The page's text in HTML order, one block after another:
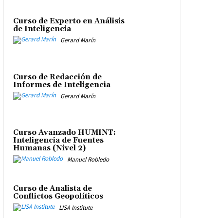
Curso de Experto en Análisis
de Inteligencia
Gerard Marín
Curso de Redacción de
Informes de Inteligencia
Gerard Marín
Curso Avanzado HUMINT:
Inteligencia de Fuentes
Humanas (Nivel 2)
Manuel Robledo
Curso de Analista de
Conflictos Geopolíticos
LISA Institute